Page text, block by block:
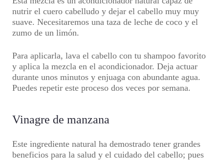
nutrir el cuero cabelludo y dejar el cabello muy muy
suave. Necesitaremos una taza de leche de coco y el
zumo de un limón.
Para aplicarla, lava el cabello con tu shampoo favorito
y aplica la mezcla en el acondicionador. Deja actuar
durante unos minutos y enjuaga con abundante agua.
Puedes repetir este proceso dos veces por semana.
Vinagre de manzana
Este ingrediente natural ha demostrado tener grandes
beneficios para la salud y el cuidado del cabello; pues